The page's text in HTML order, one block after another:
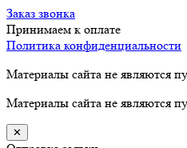
Заказ звонка
Принимаем к оплате
Политика конфиденциальности
Материалы сайта не являются
Материалы сайта не являются
✕